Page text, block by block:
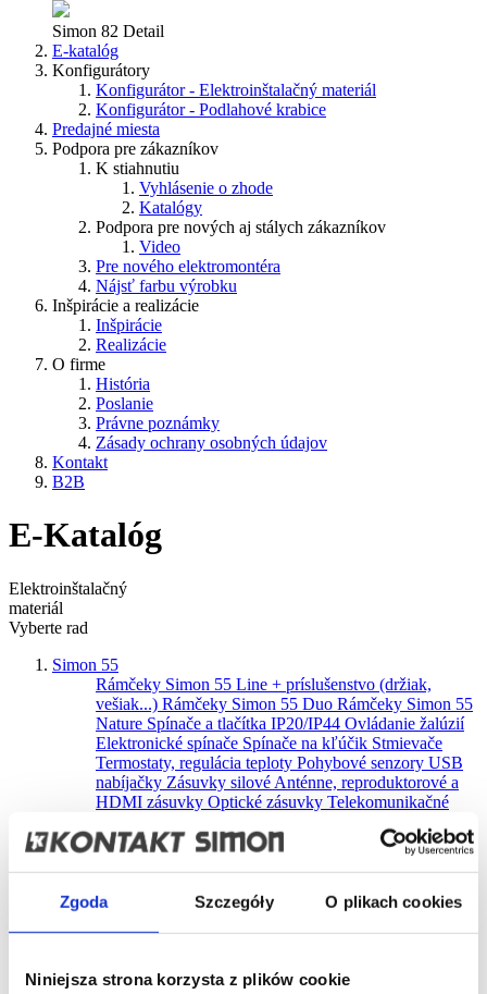
Zgoda Szczegóły O plikach cookies
Niniejsza strona korzysta z plików cookie
Simon 82 Detail
E-katalóg
Konfigurátory
Konfigurátor - Elektroinštalačný materiál
Konfigurátor - Podlahové krabice
Predajné miesta
Podpora pre zákazníkov
K stiahnutiu
Vyhlásenie o zhode
Katalógy
Podpora pre nových aj stálych zákazníkov
Video
Pre nového elektromontéra
Nájsť farbu výrobku
Inšpirácie a realizácie
Inšpirácie
Realizácie
O firme
História
Poslanie
Právne poznámky
Zásady ochrany osobných údajov
Kontakt
B2B
E-Katalóg
Elektroinštalačný
materiál
Vyberte rad
Simon 55
Rámčeky Simon 55 Line + príslušenstvo (držiak,
vešiak...) Rámčeky Simon 55 Duo Rámčeky Simon 55
Nature Spínače a tlačítka IP20/IP44 Ovládanie žalúzií
Elektronické spínače Spínače na kľúčik Stmievače
Termostaty, regulácia teploty Pohybové senzory USB
nabíjačky Zásuvky silové Anténne, reproduktorové a
HDMI zásuvky Optické zásuvky Telekomunikačné
povrchovú montáž: Line, Duo
Doplnkové produkty
Ovládače Simon 55 GOOvládače Simon 54 GO
SenzoryDržiaky na tabletyProdukty stiahnuté z
Simon 100